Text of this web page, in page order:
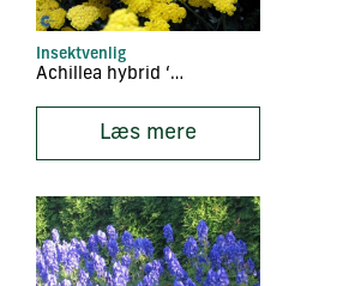
Insektvenlig
Achillea hybrid ‘Moonshine’
Læs mere